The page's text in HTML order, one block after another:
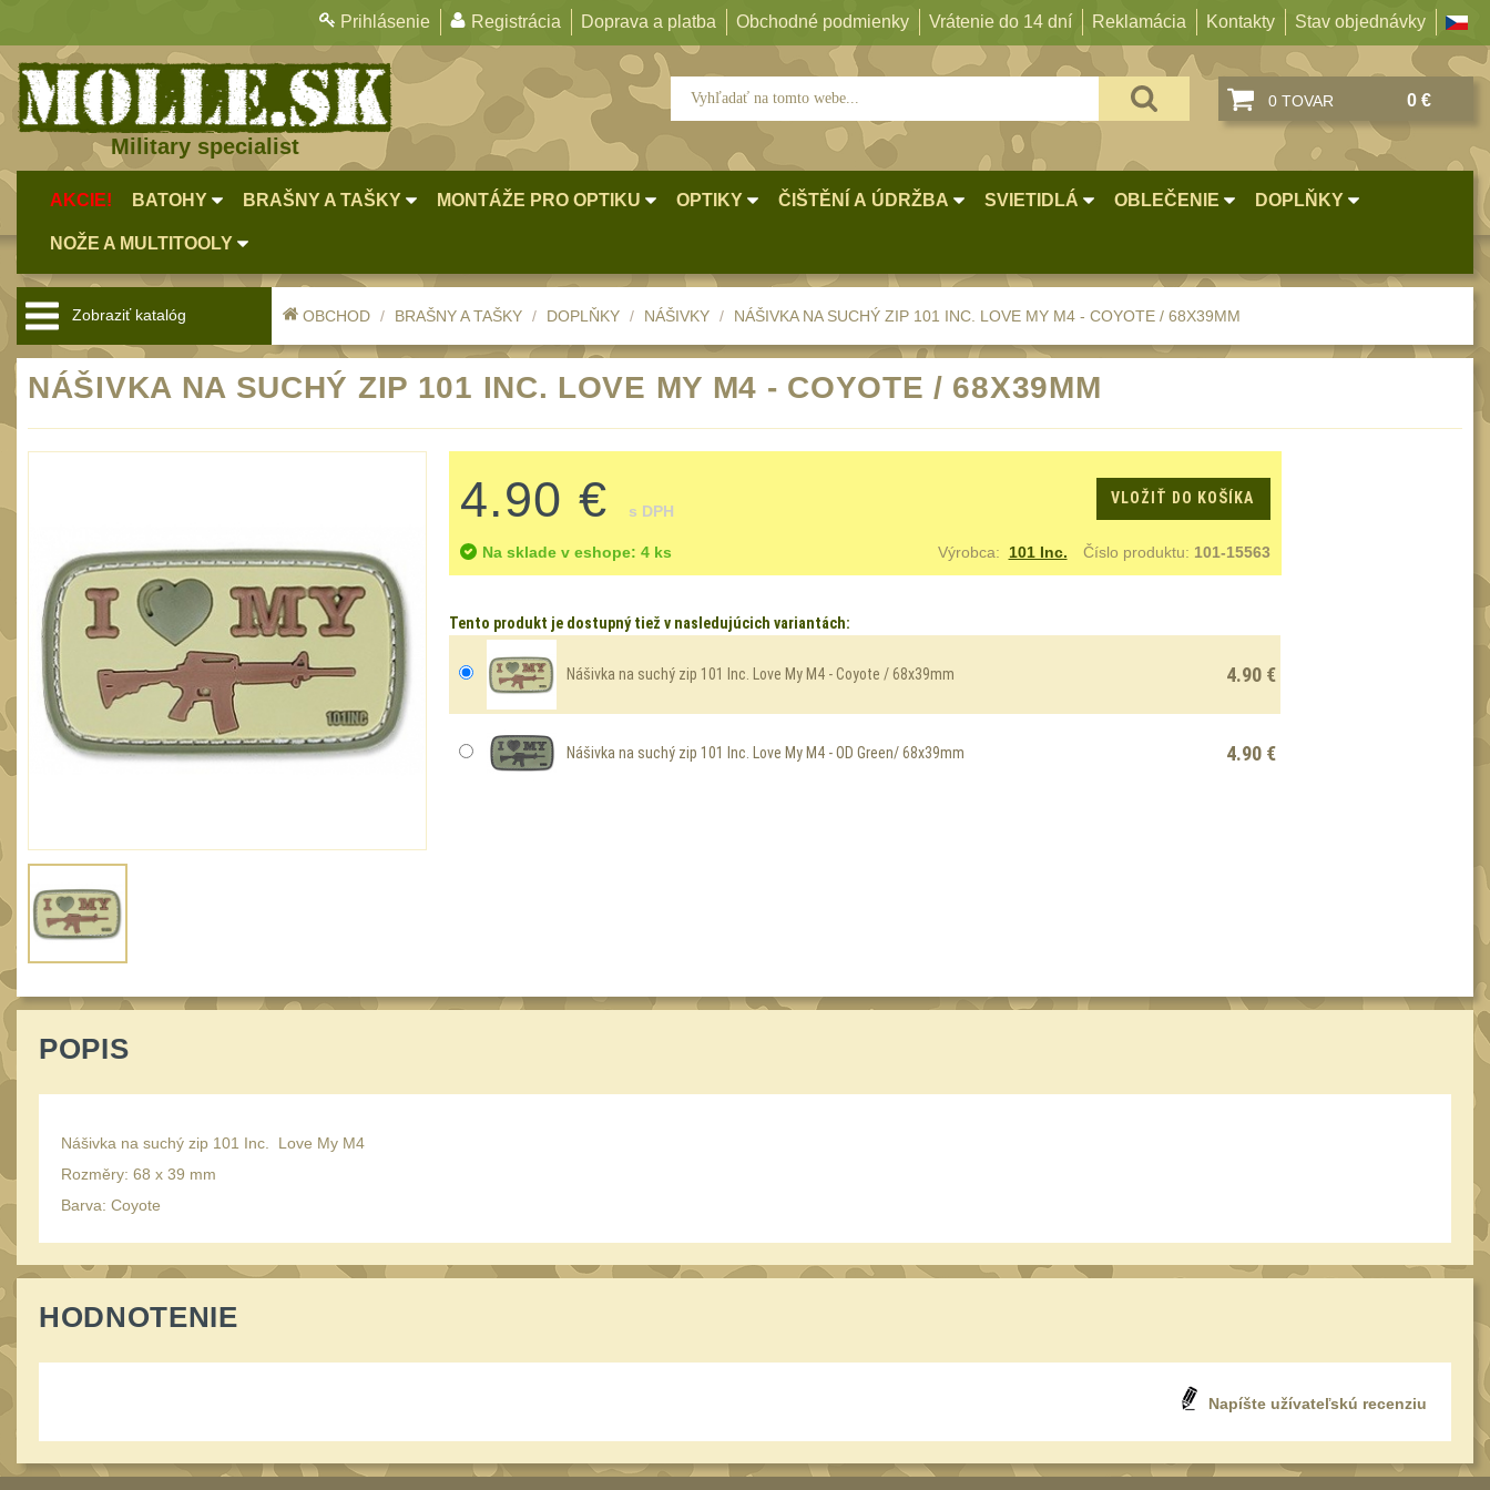
Prihlásenie Registrácia Doprava a platba Obchodné podmienky Vrátenie do 14 dní Reklamácia Kontakty Stav objednávky
Military specialist
0 TOVAR 0 €
AKCIE! BATOHY BRAŠNY A TAŠKY MONTÁŽE PRO OPTIKU OPTIKY ČIŠTĚNÍ A ÚDRŽBA SVIETIDLÁ OBLEČENIE DOPLŇKY
NOŽE A MULTITOOLY
Zobraziť katalóg OBCHOD BRAŠNY A TAŠKY DOPLŇKY NÁŠIVKY NÁŠIVKA NA SUCHÝ ZIP 101 INC. LOVE MY M4 - COYOTE / 68X39MM
NÁŠIVKA NA SUCHÝ ZIP 101 INC. LOVE MY M4 - COYOTE / 68X39MM
4.90 € s DPH
VLOŽIŤ DO KOŠÍKA
Na sklade v eshope: 4 ks Výrobca: 101 Inc. Číslo produktu: 101-15563
Tento produkt je dostupný tiež v nasledujúcich variantách:
Nášivka na suchý zip 101 Inc. Love My M4 - Coyote / 68x39mm 4.90 €
Nášivka na suchý zip 101 Inc. Love My M4 - OD Green/ 68x39mm 4.90 €
POPIS
Nášivka na suchý zip 101 Inc. Love My M4
Rozměry: 68 x 39 mm
Barva: Coyote
HODNOTENIE
Napíšte užívateľskú recenziu